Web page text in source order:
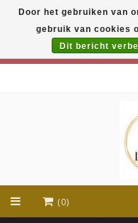
DeliSpice is your
exclusive brands
and
(0)
Door het gebruiken van
gebruik van cookies
Dit bericht